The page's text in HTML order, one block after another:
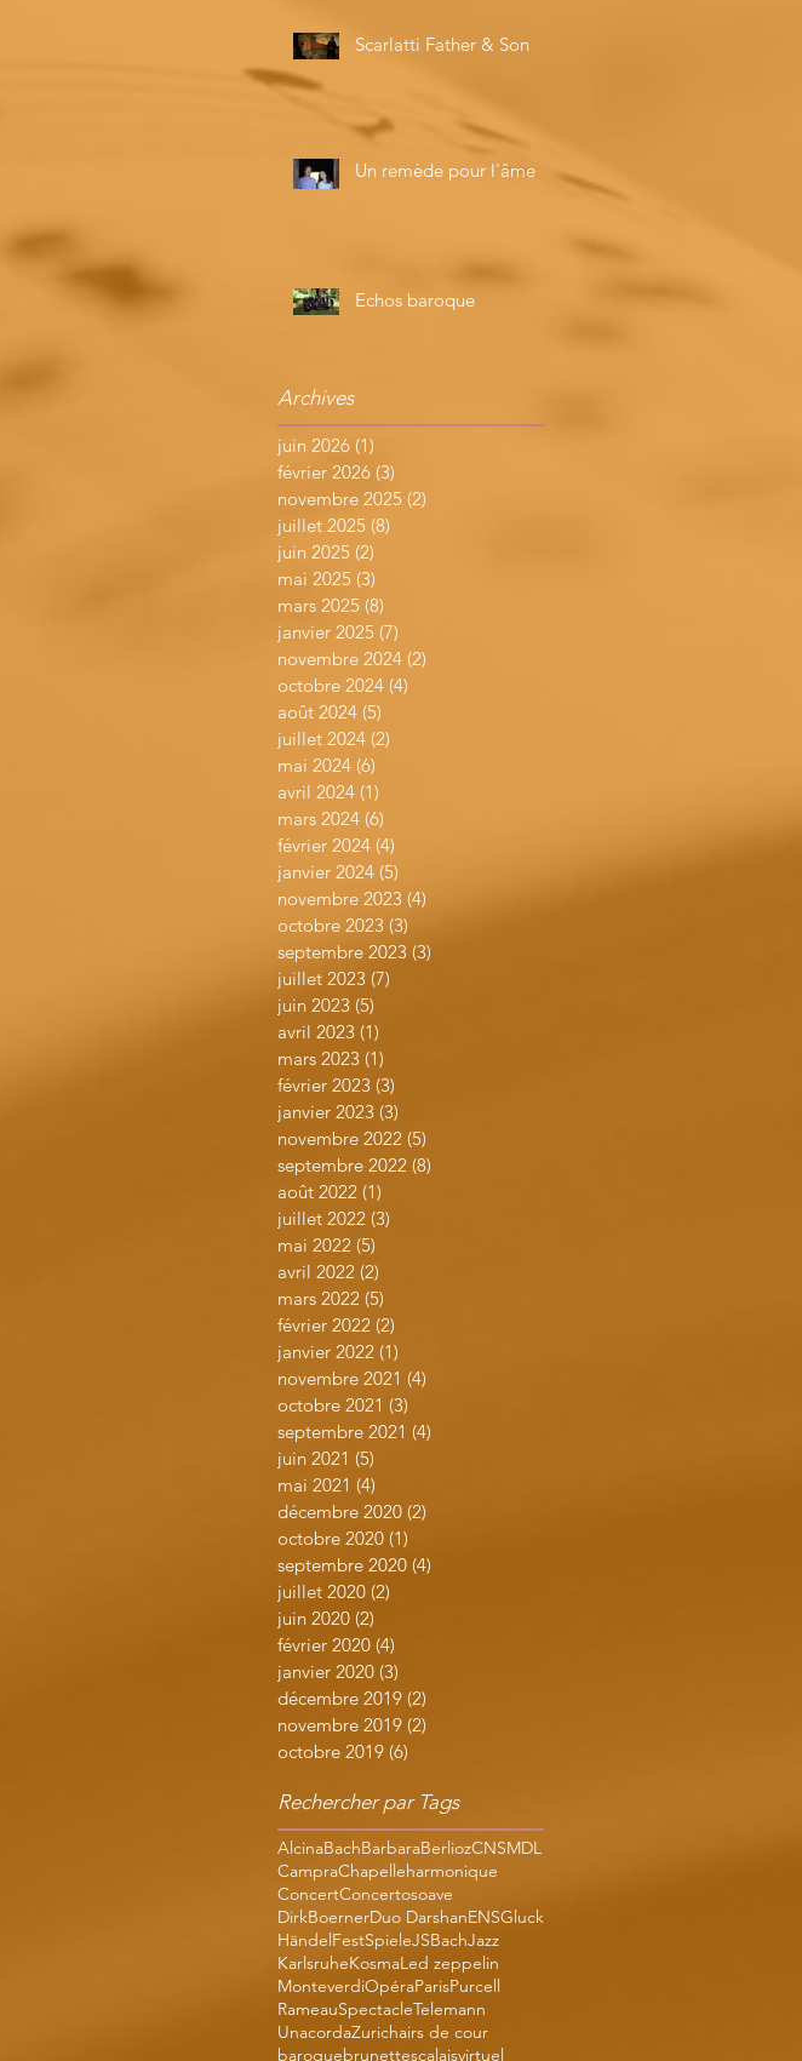
Scarlatti Father & Son
Un remède pour l'âme
Echos baroque
Archives
juin 2026 (1)
février 2026 (3)
novembre 2025 (2)
juillet 2025 (8)
juin 2025 (2)
mai 2025 (3)
mars 2025 (8)
janvier 2025 (7)
novembre 2024 (2)
octobre 2024 (4)
août 2024 (5)
juillet 2024 (2)
mai 2024 (6)
avril 2024 (1)
mars 2024 (6)
février 2024 (4)
janvier 2024 (5)
novembre 2023 (4)
octobre 2023 (3)
septembre 2023 (3)
juillet 2023 (7)
juin 2023 (5)
avril 2023 (1)
mars 2023 (1)
février 2023 (3)
janvier 2023 (3)
novembre 2022 (5)
septembre 2022 (8)
août 2022 (1)
juillet 2022 (3)
mai 2022 (5)
avril 2022 (2)
mars 2022 (5)
février 2022 (2)
janvier 2022 (1)
novembre 2021 (4)
octobre 2021 (3)
septembre 2021 (4)
juin 2021 (5)
mai 2021 (4)
décembre 2020 (2)
octobre 2020 (1)
septembre 2020 (4)
juillet 2020 (2)
juin 2020 (2)
février 2020 (4)
janvier 2020 (3)
décembre 2019 (2)
novembre 2019 (2)
octobre 2019 (6)
Rechercher par Tags
AlcinaBachBarbaraBerliozCNSMDL
CampraChapelleharmonique
ConcertConcertosoave
DirkBoernerDuo DarshanENSGluck
HändelFestSpieleJSBachJazz
KarlsruheKosmaLed zeppelin
MonteverdiOpéraParisPurcell
RameauSpectacleTelemann
UnacordaZurichairs de cour
baroquebrunettescalaisvirtuel